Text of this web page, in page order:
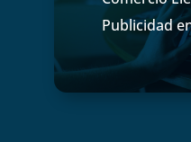
Publicidad